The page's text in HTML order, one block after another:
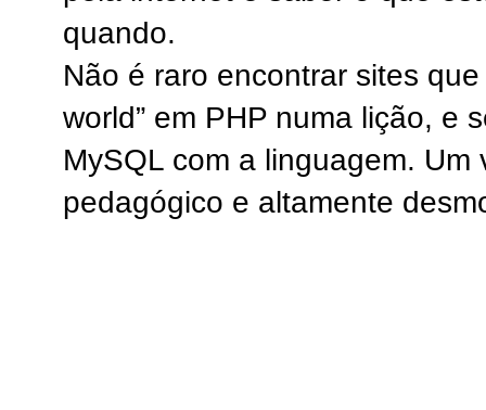
quando.
Não é raro encontrar sites
world” em PHP numa lição, e
MySQL com a linguagem. Um
pedagógico e altamente